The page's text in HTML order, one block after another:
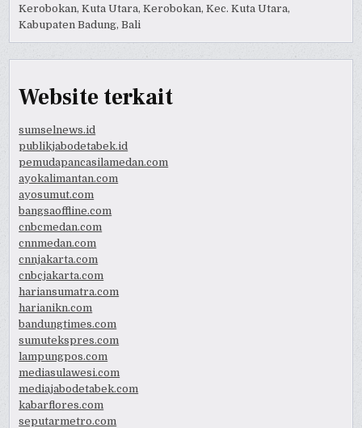
Kerobokan, Kuta Utara, Kerobokan, Kec. Kuta Utara,
Kabupaten Badung, Bali
Website terkait
sumselnews.id
publikjabodetabek.id
pemudapancasilamedan.com
ayokalimantan.com
ayosumut.com
bangsaoffline.com
cnbcmedan.com
cnnmedan.com
cnnjakarta.com
cnbcjakarta.com
hariansumatra.com
harianikn.com
bandungtimes.com
sumutekspres.com
lampungpos.com
mediasulawesi.com
mediajabodetabek.com
kabarflores.com
seputarmetro.com